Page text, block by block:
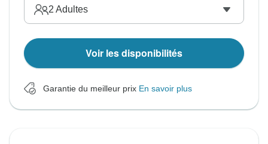
2 Adultes
Voir les disponibilités
Garantie du meilleur prix En savoir plus